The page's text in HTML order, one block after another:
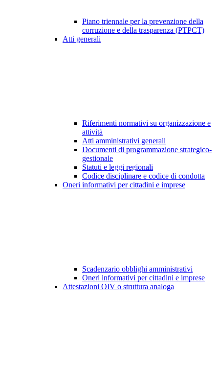
Piano triennale per la prevenzione della
corruzione e della trasparenza (PTPCT)
Atti generali
Riferimenti normativi su organizzazione e
attività
Atti amministrativi generali
Documenti di programmazione strategico-
gestionale
Statuti e leggi regionali
Codice disciplinare e codice di condotta
Oneri informativi per cittadini e imprese
Scadenzario obblighi amministrativi
Oneri informativi per cittadini e imprese
Attestazioni OIV o struttura analoga